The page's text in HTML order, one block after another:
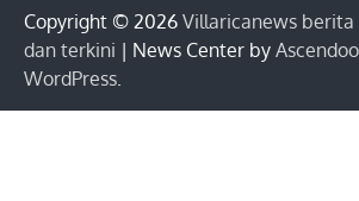
Copyright © 2026 Villaricanews
dan terkini | News Center by
WordPress.